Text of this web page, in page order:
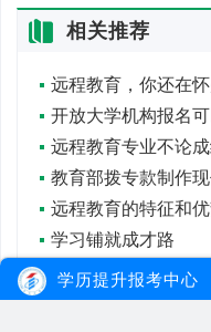
相关推荐
远程教育，你还在
开放大学机构报名
远程教育专业不论
远程教育的特征和
学习铺就成才路
学历提升报考中心